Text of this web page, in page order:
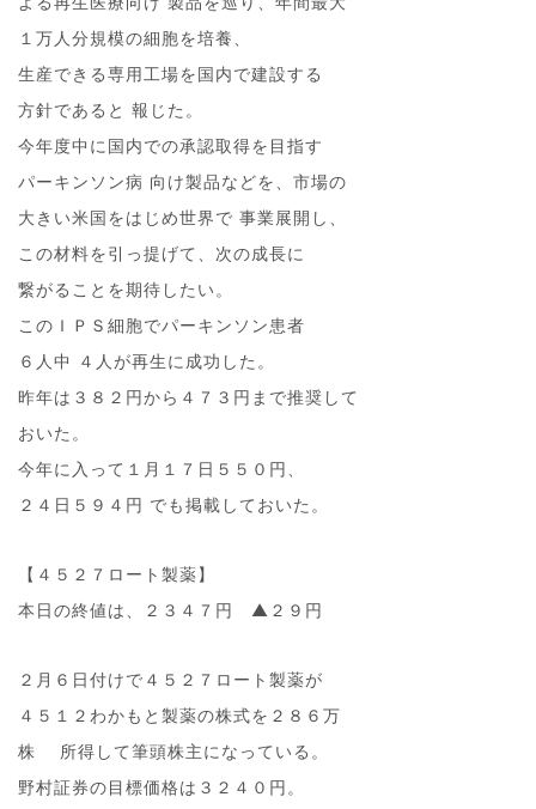
１万人分規模の細胞を培養、
生産できる専用工場を国内で建設する
方針であると 報じた。
今年度中に国内での承認取得を目指す
パーキンソン病 向け製品などを、市場の
大きい米国をはじめ世界で 事業展開し、
この材料を引っ提げて、次の成長に
繋がることを期待したい。
このＩＰＳ細胞でパーキンソン患者
６人中 ４人が再生に成功した。
昨年は３８２円から４７３円まで推奨して
おいた。
今年に入って１月１７日５５０円、
２４日５９４円 でも掲載しておいた。
【４５２７ロート製薬】
本日の終値は、２３４７円 ▲２９円
２月６日付けで４５２７ロート製薬が
４５１２わかもと製薬の株式を２８６万
株 所得して筆頭株主になっている。
野村証券の目標価格は３２４０円。